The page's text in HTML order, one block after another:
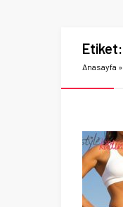
Etiket:
Anasayfa »